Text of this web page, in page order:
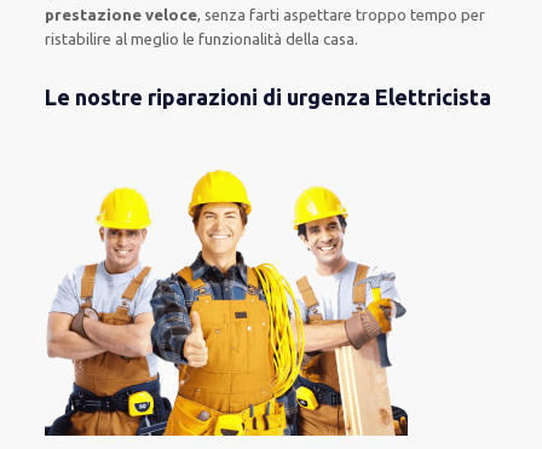
prestazione veloce, senza farti aspettare troppo tempo per
ristabilire al meglio le funzionalità della casa.
Le nostre riparazioni di urgenza Elettricista